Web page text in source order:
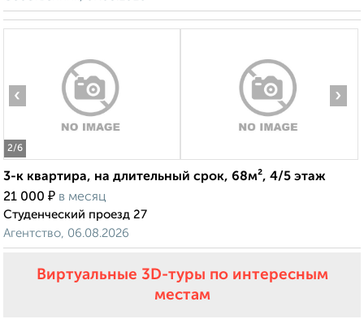
2/6
‹ ›
3-к квартира, на длительный срок, 68м², 4/5 этаж
21 000 ₽ в месяц
Студенческий проезд 27
Агентство, 06.08.2026
Виртуальные 3D-туры по интересным
местам